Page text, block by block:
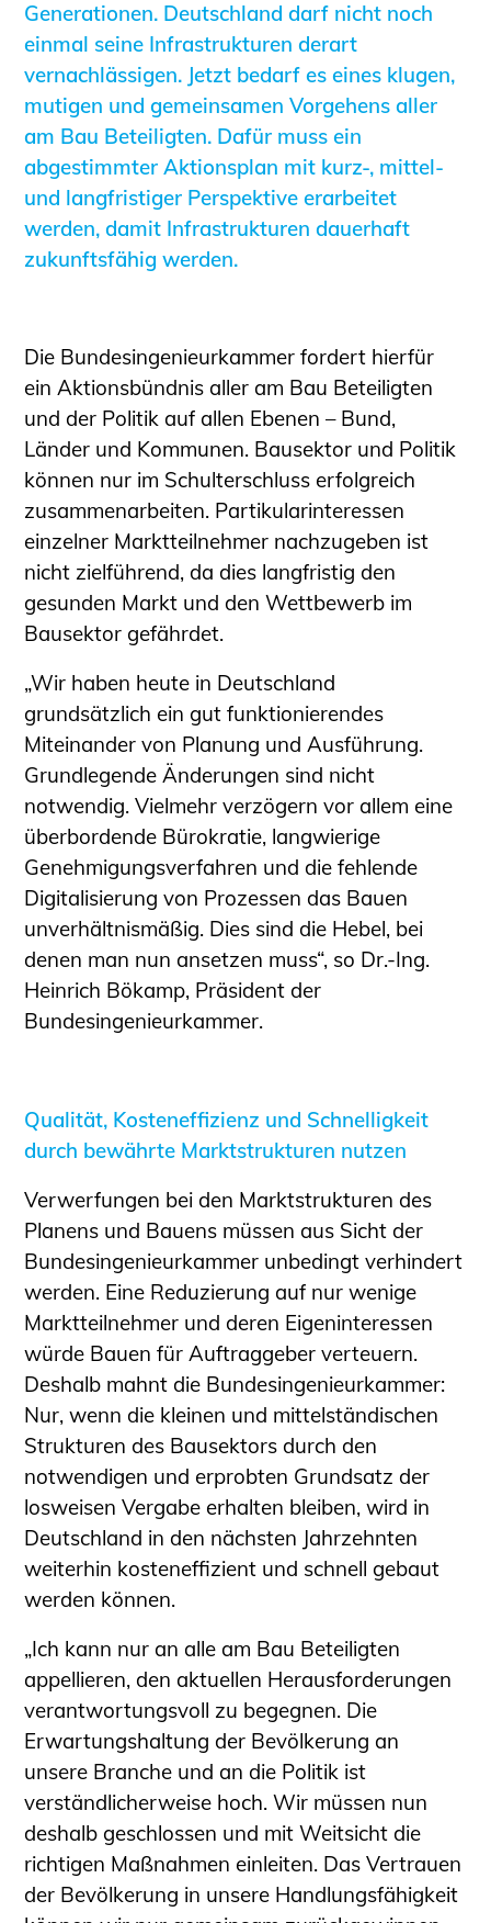
Sachkundige für Zustands- und
Funktionsprüfung privater
Abwasserleitungen
Vereinbarungen mit
Ingenieurkammern
Büronachfolge
Zusatzqualifikationen
Geschützter Bereich
Informationen für Auftraggeber und
NRW)
Fachlisten
Bauherren-ABC
Informationen für Schülerinnen,
Schüler und Studierende
Projekte für Schülerinnen und Schüler
START.ING. Das Studierenden Praxis-
Programm
Wissenswertes für Studierende
BLING.BLING.
Kammer Newsletter
Presse
Kontakt und Anfahrt
Impressum
Datenschutz
Ingenieurakademie West
Generationen. Deutschland darf nicht noch
einmal seine Infrastrukturen derart
vernachlässigen. Jetzt bedarf es eines klugen,
mutigen und gemeinsamen Vorgehens aller
am Bau Beteiligten. Dafür muss ein
abgestimmter Aktionsplan mit kurz-, mittel-
und langfristiger Perspektive erarbeitet
werden, damit Infrastrukturen dauerhaft
zukunftsfähig werden.
Die Bundesingenieurkammer fordert hierfür
ein Aktionsbündnis aller am Bau Beteiligten
und der Politik auf allen Ebenen – Bund,
Länder und Kommunen. Bausektor und Politik
können nur im Schulterschluss erfolgreich
zusammenarbeiten. Partikularinteressen
einzelner Marktteilnehmer nachzugeben ist
nicht zielführend, da dies langfristig den
gesunden Markt und den Wettbewerb im
Bausektor gefährdet.
„Wir haben heute in Deutschland
grundsätzlich ein gut funktionierendes
Miteinander von Planung und Ausführung.
Grundlegende Änderungen sind nicht
notwendig. Vielmehr verzögern vor allem eine
überbordende Bürokratie, langwierige
Genehmigungsverfahren und die fehlende
Digitalisierung von Prozessen das Bauen
unverhältnismäßig. Dies sind die Hebel, bei
denen man nun ansetzen muss“, so Dr.-Ing.
Heinrich Bökamp, Präsident der
Bundesingenieurkammer.
Qualität, Kosteneffizienz und Schnelligkeit
durch bewährte Marktstrukturen nutzen
Verwerfungen bei den Marktstrukturen des
Planens und Bauens müssen aus Sicht der
Bundesingenieurkammer unbedingt verhindert
werden. Eine Reduzierung auf nur wenige
Marktteilnehmer und deren Eigeninteressen
würde Bauen für Auftraggeber verteuern.
Deshalb mahnt die Bundesingenieurkammer:
Nur, wenn die kleinen und mittelständischen
Strukturen des Bausektors durch den
notwendigen und erprobten Grundsatz der
losweisen Vergabe erhalten bleiben, wird in
Deutschland in den nächsten Jahrzehnten
weiterhin kosteneffizient und schnell gebaut
werden können.
„Ich kann nur an alle am Bau Beteiligten
appellieren, den aktuellen Herausforderungen
verantwortungsvoll zu begegnen. Die
Erwartungshaltung der Bevölkerung an
unsere Branche und an die Politik ist
verständlicherweise hoch. Wir müssen nun
deshalb geschlossen und mit Weitsicht die
richtigen Maßnahmen einleiten. Das Vertrauen
der Bevölkerung in unsere Handlungsfähigkeit